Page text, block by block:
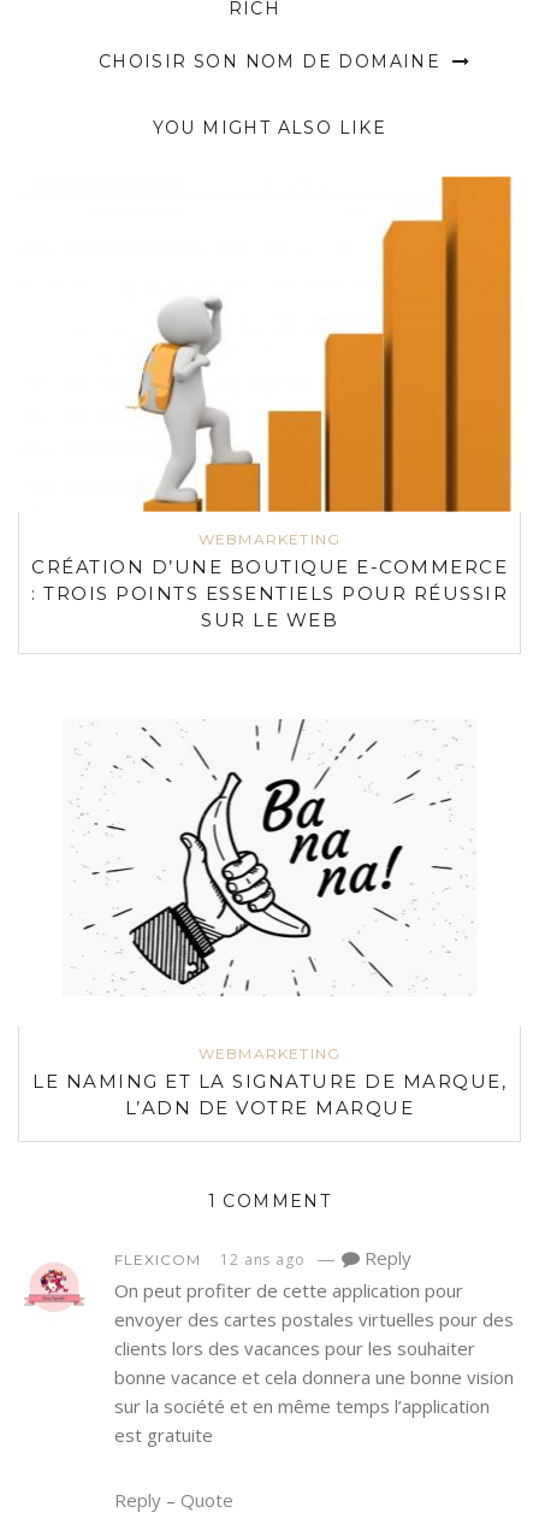
RICH
CHOISIR SON NOM DE DOMAINE
YOU MIGHT ALSO LIKE
WEBMARKETING
CRÉATION D’UNE BOUTIQUE E-COMMERCE
: TROIS POINTS ESSENTIELS POUR RÉUSSIR
SUR LE WEB
WEBMARKETING
LE NAMING ET LA SIGNATURE DE MARQUE,
L’ADN DE VOTRE MARQUE
1 COMMENT
FLEXICOM 12 ans ago —
Reply
On peut profiter de cette application pour
envoyer des cartes postales virtuelles pour des
clients lors des vacances pour les souhaiter
bonne vacance et cela donnera une bonne vision
sur la société et en même temps l’application
est gratuite
Reply – Quote